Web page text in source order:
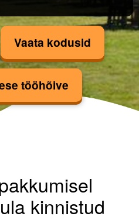
Vaata kodusid
tööhõive
kinnistud